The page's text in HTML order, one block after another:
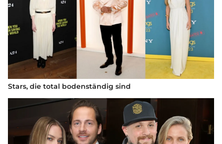
Stars, die total bodenständig sind